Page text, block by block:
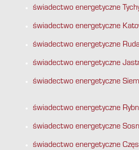
świadectwo energetyczne
świadectwo energetyczne
świadectwo energetyczne
świadectwo energetyczne
świadectwo energetyczne
świadectwo energetyczne
świadectwo energetyczne
świadectwo energetyczne